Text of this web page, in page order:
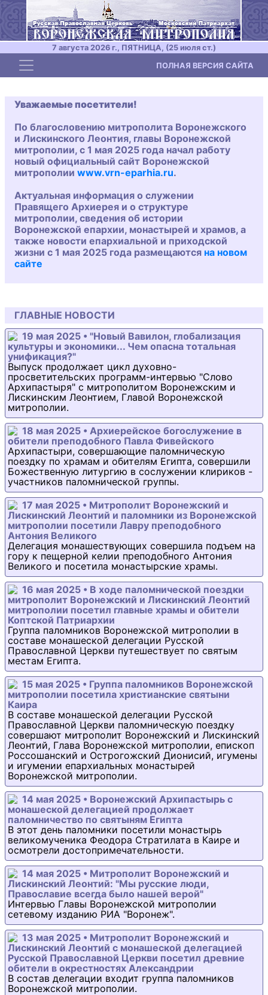
7 августа 2026 г., ПЯТНИЦА, (25 июля ст.)
Toggle navigation ПОЛНАЯ ВЕРСИЯ САЙТА
Уважаемые посетители!
По благословению митрополита Воронежского
и Лискинского Леонтия, главы Воронежской
митрополии, с 1 мая 2025 года начал работу
новый официальный сайт Воронежской
митрополии www.vrn-eparhia.ru.
Актуальная информация о служении
Правящего Архиерея и о структуре
митрополии, сведения об истории
Воронежской епархии, монастырей и храмов, а
также новости епархиальной и приходской
жизни с 1 мая 2025 года размещаются на новом
сайте
ГЛАВНЫЕ НОВОСТИ
19 мая 2025 • "Новый Вавилон, глобализация
культуры и экономики... Чем опасна тотальная
унификация?"
Выпуск продолжает цикл духовно-
просветительских программ-интервью "Слово
Архипастыря" с митрополитом Воронежским и
Лискинским Леонтием, Главой Воронежской
митрополии.
18 мая 2025 • Архиерейское богослужение в
обители преподобного Павла Фивейского
Архипастыри, совершающие паломническую
поездку по храмам и обителям Египта, совершили
Божественную литургию в сослужении клириков -
участников паломнической группы.
17 мая 2025 • Митрополит Воронежский и
Лискинский Леонтий и паломники из Воронежской
митрополии посетили Лавру преподобного
Антония Великого
Делегация монашествующих совершила подъем на
гору к пещерной келии преподобного Антония
Великого и посетила монастырские храмы.
16 мая 2025 • В ходе паломнической поездки
митрополит Воронежский и Лискинский Леонтий
митрополии посетил главные храмы и обители
Коптской Патриархии
Группа паломников Воронежской митрополии в
составе монашеской делегации Русской
Православной Церкви путешествует по святым
местам Египта.
15 мая 2025 • Группа паломников Воронежской
митрополии посетила христианские святыни
Каира
В составе монашеской делегации Русской
Православной Церкви паломническую поездку
совершают митрополит Воронежский и Лискинский
Леонтий, Глава Воронежской митрополии, епископ
Россошанский и Острогожский Дионисий, игумены
и игумении епархиальных монастырей
Воронежской митрополии.
14 мая 2025 • Воронежский Архипастырь с
монашеской делегацией продолжает
паломничество по святыням Египта
В этот день паломники посетили монастырь
великомученика Феодора Стратилата в Каире и
осмотрели достопримечательности.
14 мая 2025 • Митрополит Воронежский и
Лискинский Леонтий: "Мы русские люди,
Православие всегда было нашей верой"
Интервью Главы Воронежской митрополии
сетевому изданию РИА "Воронеж".
13 мая 2025 • Митрополит Воронежский и
Лискинский Леонтий с монашеской делегацией
Русской Православной Церкви посетил древние
обители в окрестностях Александрии
В состав делегации входит группа паломников
Воронежской митрополии.